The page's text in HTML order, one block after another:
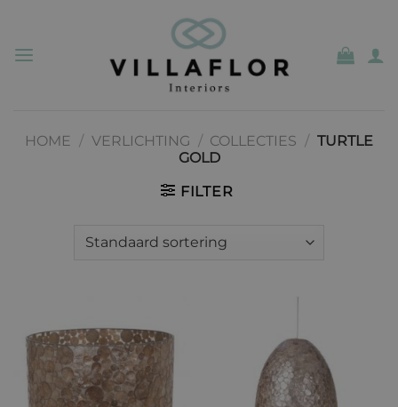
inhoud
HOME / VERLICHTING / COLLECTIES / TURTLE
GOLD
FILTER